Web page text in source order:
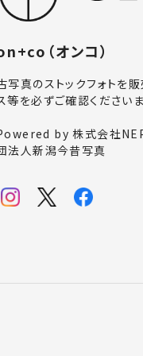
（オンコ）
写真のストックフォトを
等を必ずご確認くださいま
by 株式会社
法人新潟今昔写真